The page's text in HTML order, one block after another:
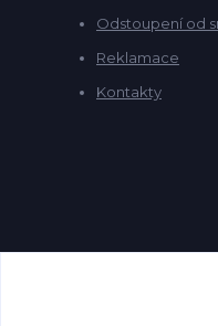
Odstoupení od
Reklamace
Kontakty